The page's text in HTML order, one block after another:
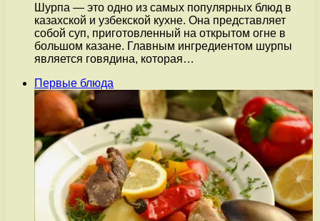
Шурпа — это одно из самых популярных блюд в
казахской и узбекской кухне. Она представляет
собой суп, приготовленный на открытом огне в
большом казане. Главным ингредиентом шурпы
является говядина, которая…
Первые блюда